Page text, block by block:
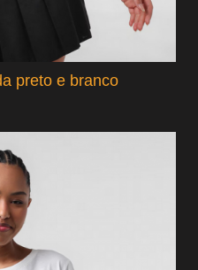
preto e branco